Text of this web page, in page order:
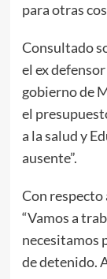
para otras
Consultado
el ex
gobierno de
el
a la salud y
ausente”.
Con respecto
“Vamos a
necesitamos
de detenido.